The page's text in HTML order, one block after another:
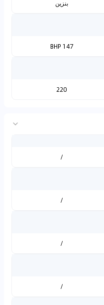
بنزين
147 BHP
220
/
/
/
/